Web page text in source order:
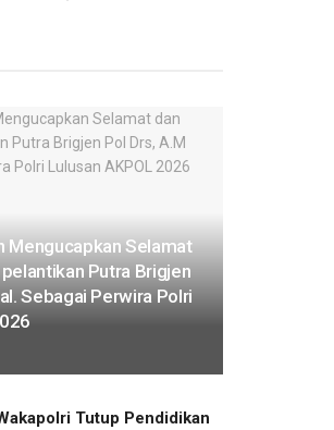
Mengucapkan Selamat
Putra Brigjen
Sebagai Perwira Polri
Tutup Pendidikan